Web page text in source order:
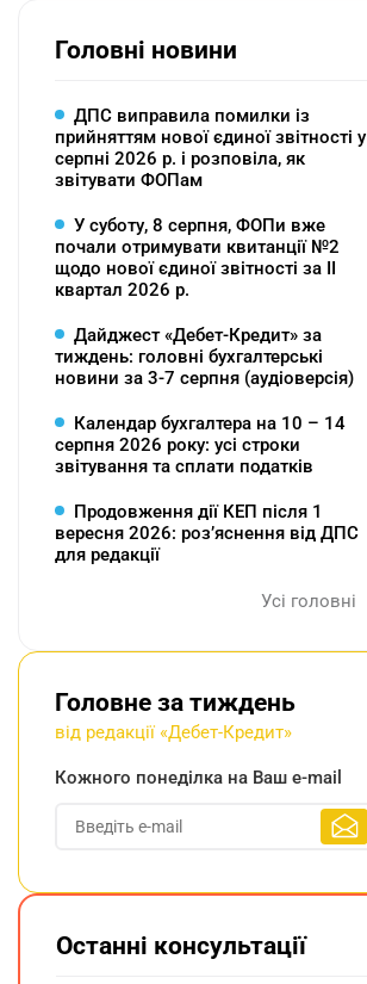
Головні новини
ДПС виправила помилки із
прийняттям нової єдиної звітності у
серпні 2026 р. і розповіла, як
звітувати ФОПам
У суботу, 8 серпня, ФОПи вже
почали отримувати квитанції №2
щодо нової єдиної звітності за ІІ
квартал 2026 р.
Дайджест «Дебет-Кредит» за
тиждень: головні бухгалтерські
новини за 3-7 серпня (аудіоверсія)
Календар бухгалтера на 10 – 14
серпня 2026 року: усі строки
звітування та сплати податків
Продовження дії КЕП після 1
вересня 2026: розʼяснення від ДПС
для редакції
Усі головні
Головне за тиждень
від редакції «Дебет-Кредит»
Кожного понеділка на Ваш e-mail
Останні консультації